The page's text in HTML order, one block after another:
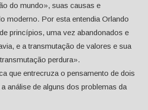
do mundo», suas causas e
moderno. Por esta entendia Orlando
princípios, uma vez abandonados e
e a transmutação de valores e sua
perdura».
que entrecruza o pensamento de dois
análise de alguns dos problemas da